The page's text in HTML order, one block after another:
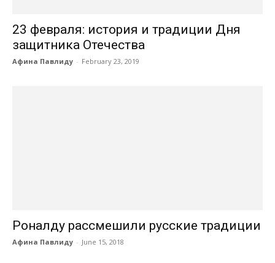
23 февраля: история и традиции Дня
защитника Отечества
Афина Павлиду - February 23, 2019
Роналду рассмешили русские традиции
Афина Павлиду - June 15, 2018